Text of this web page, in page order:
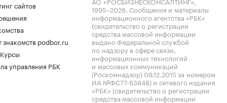
сайтов
знакомств podbor.ru
управления РБК
1995–2026. Сообщения и материалы
информационного агентства «РБК»
(свидетельство о регистрации
средства массовой информации
выдано Федеральной службой
по надзору в сфере связи,
информационных технологий
и массовых коммуникаций
(Роскомнадзор) 09.12.2015 за номером
ИА №ФС77-63848) и сетевого издания
«РБК» (свидетельство о регистрации
средства массовой информации